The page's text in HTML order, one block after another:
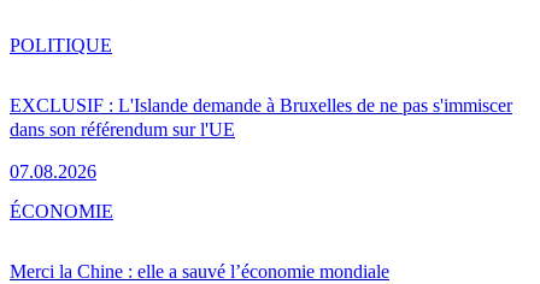
EXCLUSIF : L'Islande demande à Bruxelles de ne pas s'immiscer
dans son référendum sur l'UE
07.08.2026
POLITIQUE
Merci la Chine : elle a sauvé l’économie mondiale
ÉCONOMIE